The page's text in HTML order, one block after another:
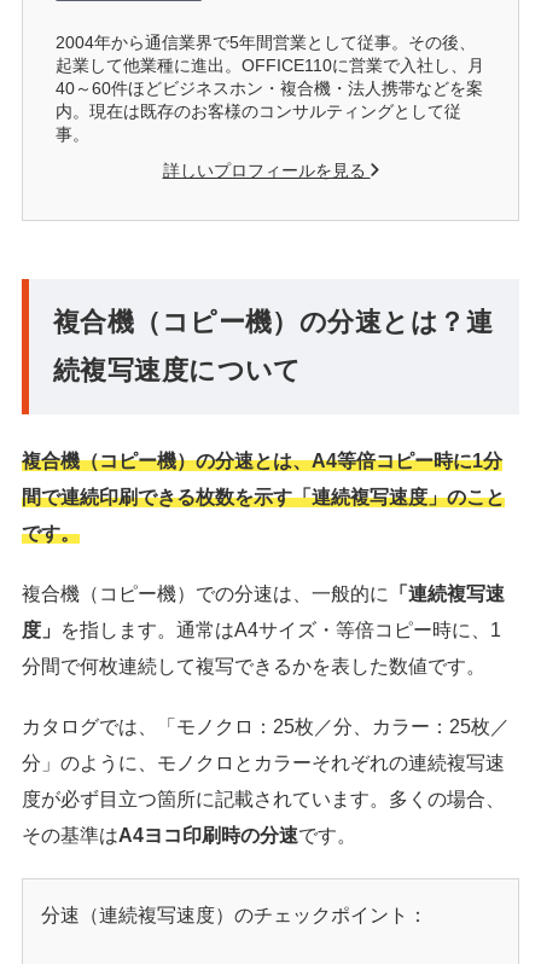
2004年から通信業界で5年間営業として従事。その後、
起業して他業種に進出。OFFICE110に営業で入社し、月
40～60件ほどビジネスホン・複合機・法人携帯などを案
内。現在は既存のお客様のコンサルティングとして従
事。
詳しいプロフィールを見る
複合機（コピー機）の分速とは？連
続複写速度について
複合機（コピー機）の分速とは、A4等倍コピー時に1分
間で連続印刷できる枚数を示す「連続複写速度」のこと
です。
複合機（コピー機）での分速は、一般的に
「連続複写速
度」
を指します。通常はA4サイズ・等倍コピー時に、1
分間で何枚連続して複写できるかを表した数値です。
カタログでは、「モノクロ：25枚／分、カラー：25枚／
分」のように、モノクロとカラーそれぞれの連続複写速
度が必ず目立つ箇所に記載されています。多くの場合、
その基準はA4ヨコ印刷時の分速です。
分速（連続複写速度）のチェックポイント：